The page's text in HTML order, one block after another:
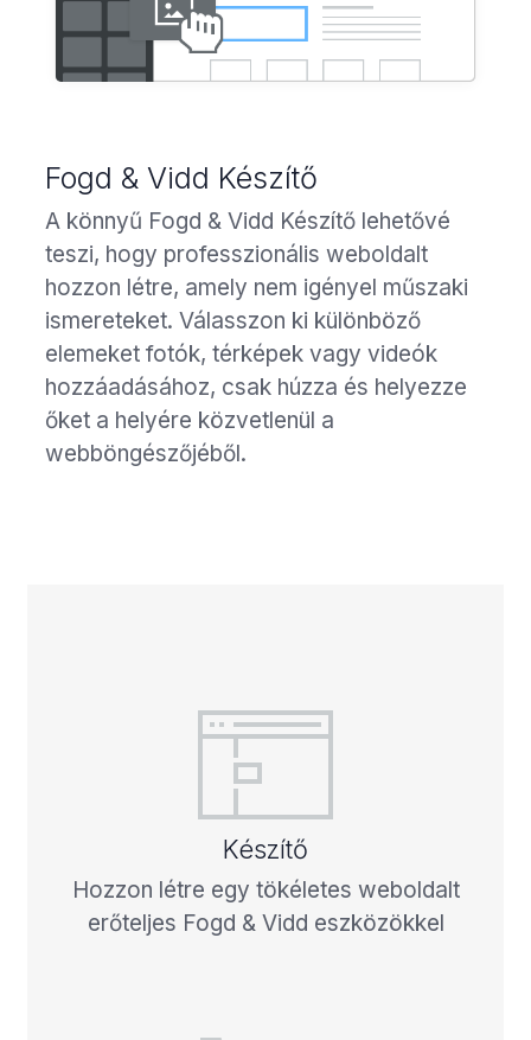
Fogd & Vidd Készítő
A könnyű Fogd & Vidd Készítő lehetővé
teszi, hogy professzionális weboldalt
hozzon létre, amely nem igényel műszaki
ismereteket. Válasszon ki különböző
elemeket fotók, térképek vagy videók
hozzáadásához, csak húzza és helyezze
őket a helyére közvetlenül a
webböngészőjéből.
Készítő
Hozzon létre egy tökéletes weboldalt
erőteljes Fogd & Vidd eszközökkel